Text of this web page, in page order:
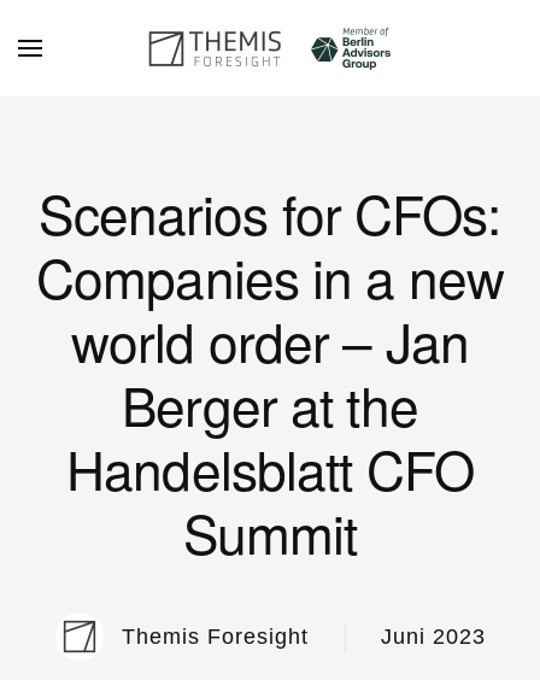
Skip to main content
Scenarios for CFOs:
Companies in a new
world order – Jan
Berger at the
Handelsblatt CFO
Summit
Themis Foresight Juni 2023